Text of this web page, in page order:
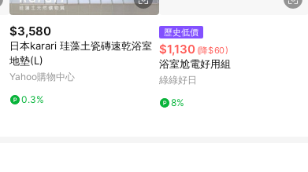
$3,580
日本karari 珪藻土瓷磚速乾浴室
地墊(L)
Yahoo購物中心
0.3%
歷史低價
$1,130 (降$60)
浴室尬電好用組
綠綠好日
8%